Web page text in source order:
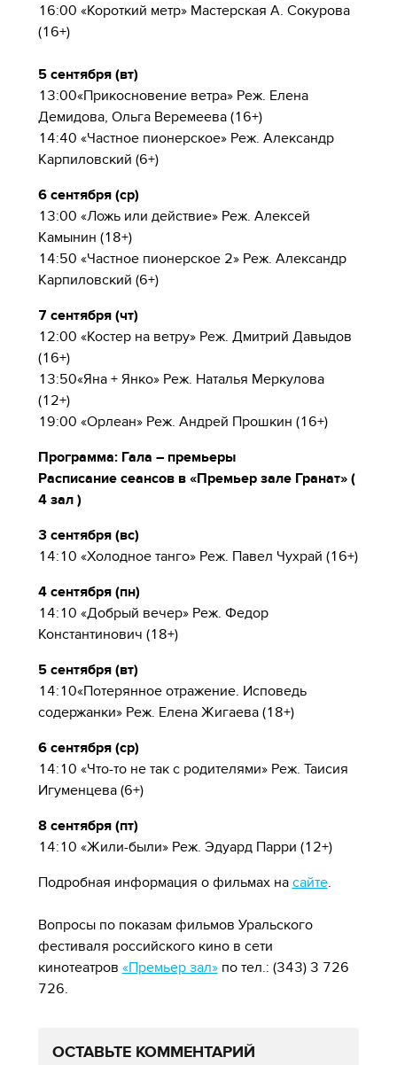
16:00 «Короткий метр» Мастерская А. Сокурова
(16+)
5 сентября (вт)
13:00«Прикосновение ветра» Реж. Елена
Демидова, Ольга Веремеева (16+)
14:40 «Частное пионерское» Реж. Александр
Карпиловский (6+)
6 сентября (ср)
13:00 «Ложь или действие» Реж. Алексей
Камынин (18+)
14:50 «Частное пионерское 2» Реж. Александр
Карпиловский (6+)
7 сентября (чт)
12:00 «Костер на ветру» Реж. Дмитрий Давыдов
(16+)
13:50«Яна + Янко» Реж. Наталья Меркулова
(12+)
19:00 «Орлеан» Реж. Андрей Прошкин (16+)
Программа: Гала – премьеры
Расписание сеансов в «Премьер зале Гранат» (
4 зал )
3 сентября (вс)
14:10 «Холодное танго» Реж. Павел Чухрай (16+)
4 сентября (пн)
14:10 «Добрый вечер» Реж. Федор
Константинович (18+)
5 сентября (вт)
14:10«Потерянное отражение. Исповедь
содержанки» Реж. Елена Жигаева (18+)
6 сентября (ср)
14:10 «Что-то не так с родителями» Реж. Таисия
Игуменцева (6+)
8 сентября (пт)
14:10 «Жили-были» Реж. Эдуард Парри (12+)
Подробная информация о фильмах на сайте.
Вопросы по показам фильмов Уральского
фестиваля российского кино в сети
кинотеатров «Премьер зал»по тел.: (343) 3 726
726.
ОСТАВЬТЕ КОММЕНТАРИЙ